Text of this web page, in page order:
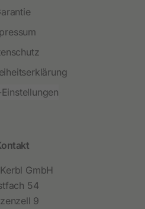
GmbH
54
9